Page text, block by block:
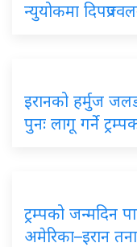
न्युयोकमा
इरानको हर्मुज
पुनः लागू गर्ने
ट्रम्पको जन्मदिन
अमेरिका–इरान